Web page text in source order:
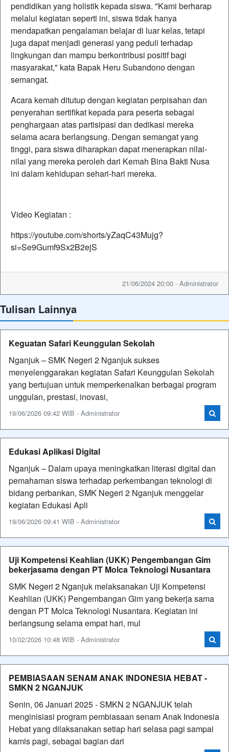
pendidikan yang holistik kepada siswa. "Kami berharap
melalui kegiatan seperti ini, siswa tidak hanya
mendapatkan pengalaman belajar di luar kelas, tetapi
juga dapat menjadi generasi yang peduli terhadap
lingkungan dan mampu berkontribusi positif bagi
masyarakat," kata Bapak Heru Subandono dengan
semangat.
Acara kemah ditutup dengan kegiatan perpisahan dan
penyerahan sertifikat kepada para peserta sebagai
penghargaan atas partisipasi dan dedikasi mereka
selama acara berlangsung. Dengan semangat yang
tinggi, para siswa diharapkan dapat menerapkan nilai-
nilai yang mereka peroleh dari Kemah Bina Bakti Nusa
ini dalam kehidupan sehari-hari mereka.
Video Kegiatan :
https://youtube.com/shorts/yZaqC43Mujg?
si=Se9Gumf9Sx2B2ejS
21/06/2024 20:00 - Administrator
Tulisan Lainnya
Keguatan Safari Keunggulan Sekolah
Nganjuk – SMK Negeri 2 Nganjuk sukses
menyelenggarakan kegiatan Safari Keunggulan Sekolah
yang bertujuan untuk memperkenalkan berbagai program
unggulan, prestasi, inovasi,
19/06/2026 09:42 WIB - Administrator
Edukasi Aplikasi Digital
Nganjuk – Dalam upaya meningkatkan literasi digital dan
pemahaman siswa terhadap perkembangan teknologi di
bidang perbankan, SMK Negeri 2 Nganjuk menggelar
kegiatan Edukasi Apli
19/06/2026 09:41 WIB - Administrator
Uji Kompetensi Keahlian (UKK) Pengembangan Gim
bekerjasama dengan PT Molca Teknologi Nusantara
SMK Negeri 2 Nganjuk melaksanakan Uji Kompetensi
Keahlian (UKK) Pengembangan Gim yang bekerja sama
dengan PT Molca Teknologi Nusantara. Kegiatan ini
berlangsung selama empat hari, mul
10/02/2026 10:48 WIB - Administrator
PEMBIASAAN SENAM ANAK INDONESIA HEBAT -
SMKN 2 NGANJUK
Senin, 06 Januari 2025 - SMKN 2 NGANJUK telah
menginisiasi program pembiasaan senam Anak Indonesia
Hebat yang dilaksanakan setiap hari selasa pagi sampai
kamis pagi, sebagai bagian dari